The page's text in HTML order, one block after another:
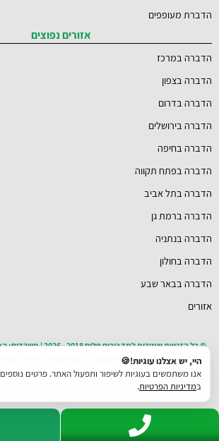
הדברת מעופפים
אזורים נפוצים
הדברה במרכז
הדברה בצפון
הדברה בדרום
הדברה בירושלים
הדברה בחיפה
הדברה בפתח תקווה
הדברה בתל אביב
הדברה ברמת גן
הדברה בנתניה
הדברה בחולון
הדברה בבאר שבע
אזורים
Madplus.co.il@gmail.com | טלפון: 077-6051425היי, יש אצלנו עוגיות!🍪
אנו משתמשים בעוגיות לשיפור ותפעול האתר. פרטים נוספים
במדיניות הפרטיות.